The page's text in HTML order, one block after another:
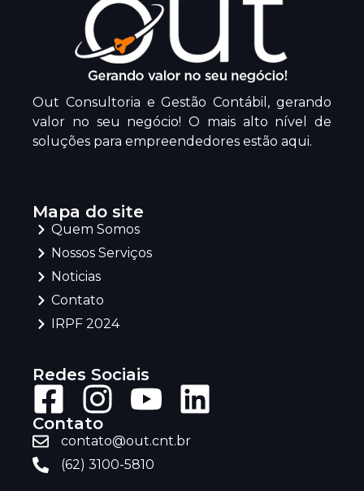
Out Consultoria e Gestão Contábil, gerando
valor no seu negócio! O mais alto nível de
soluções para empreendedores estão aqui.
Mapa do site
Quem Somos
Nossos Serviços
Noticias
Contato
IRPF 2024
Redes Sociais
Contato
contato@out.cnt.br
(62) 3100-5810